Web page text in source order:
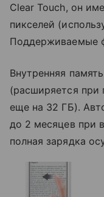
Clear Touch, он
пикселей
Поддерживаемые
Внутренняя
(расширяется
еще на 32 ГБ).
до 2 месяцев при
полная зарядка